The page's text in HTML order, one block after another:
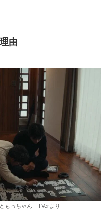
由
もっちゃん｜TVerより